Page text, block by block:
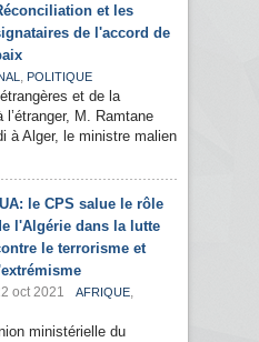
et les
de l'accord de
, POLITIQUE
et de la
M. Ramtane
à Alger, le ministre malien
UA: le CPS salue le rôle
l'Algérie dans la lutte
le terrorisme et
oct 2021 AFRIQUE,
ministérielle du